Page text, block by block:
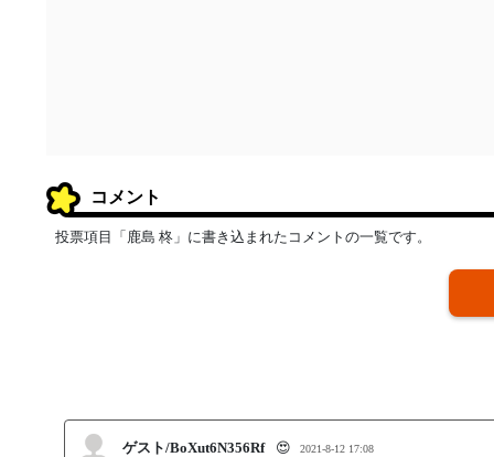
コメント
投票項目「鹿島 柊」に書き込まれたコメントの一覧です。
ゲスト/BoXut6N356Rf 😍 2021-8-12 17:08